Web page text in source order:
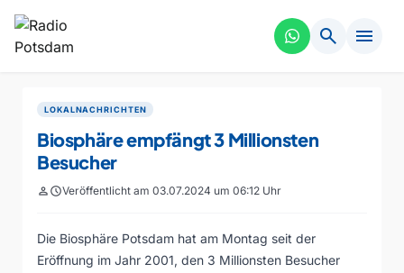
search menu
LOKALNACHRICHTEN
Biosphäre empfängt 3 Millionsten
Besucher
personscheduleVeröffentlicht am 03.07.2024 um 06:12 Uhr
Die Biosphäre Potsdam hat am Montag seit der
Eröffnung im Jahr 2001, den 3 Millionsten Besucher